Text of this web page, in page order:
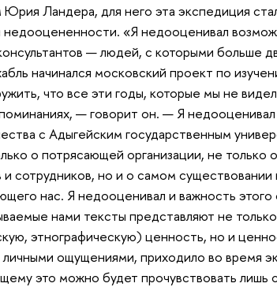
Ландера, для него эта экспедиция
недооцененности. «Я недооценивал
— людей, с которыми больше
начинался московский проект по
что все эти годы, которые мы не
— говорит он. — Я
с Адыгейским государственным
о потрясающей организации, не
и сотрудников, но и о самом
нас. Я недооценивал и важность
нами тексты представляют не
этнографическую) ценность, но и
ощущениями, приходило во время
это можно будет прочувствовать лишь